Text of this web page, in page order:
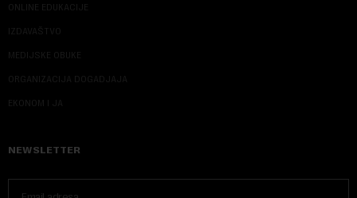
ONLINE EDUKACIJE
IZDAVAŠTVO
MEDIJSKE OBUKE
ORGANIZACIJA DOGADJAJA
EKONOM I JA
NEWSLETTER